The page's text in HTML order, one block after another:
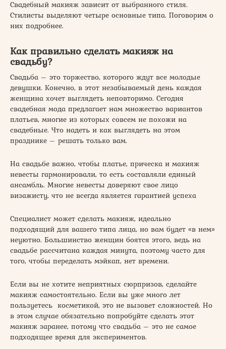
Свадебный макияж зависит от выбранного стиля.
Стилисты выделяют четыре основные типа. Поговорим о
них подробнее.
Как правильно сделать макияж на
свадьбу?
Свадьба – это торжество, которого ждут все молодые
девушки. Конечно, в этот незабываемый день каждая
женщина хочет выглядеть неповторимо. Сегодня
свадебная мода предлагает нам множество вариантов
платьев, многие из которых совсем не похожи на
свадебные. Что надеть и как выглядеть на этом
празднике – решать только вам.
На свадьбе важно, чтобы платье, прическа и макияж
невесты гармонировали, то есть составляли единый
ансамбль. Многие невесты доверяют свое лицо
визажисту, что не всегда является гарантией успеха
Специалист может сделать макияж, идеально
подходящий для вашего типа лица, но вам будет «в нем»
неуютно. Большинство женщин боятся этого, ведь на
свадьбе рассчитана каждая минута, поэтому часто для
того, чтобы переделать мэйкап, нет времени.
Если вы не хотите неприятных сюрпризов, сделайте
макияж самостоятельно. Если вы уже много лет
пользуетесь косметикой, это не вызовет сложностей. Но
в этом случае обязательно попробуйте сделать этот
макияж заранее, потому что свадьба – это не самое
подходящее время для экспериментов.